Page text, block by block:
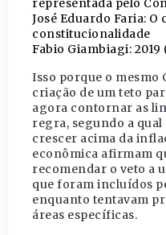
representada pelo
José Eduardo Faria: O
constitucionalidade
Fabio Giambiagi:
Isso porque o mesmo
criação de um teto
agora contornar as
regra, segundo a qual
crescer acima da
econômica afirmam
recomendar o veto a
que foram incluídos
enquanto tentavam
áreas específicas.